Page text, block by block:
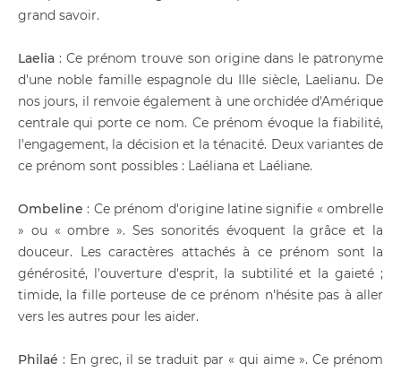
grand savoir.
Laelia : Ce prénom trouve son origine dans le patronyme
d'une noble famille espagnole du IIIe siècle, Laelianu. De
nos jours, il renvoie également à une orchidée d'Amérique
centrale qui porte ce nom. Ce prénom évoque la fiabilité,
l'engagement, la décision et la ténacité. Deux variantes de
ce prénom sont possibles : Laéliana et Laéliane.
Ombeline : Ce prénom d'origine latine signifie « ombrelle
» ou « ombre ». Ses sonorités évoquent la grâce et la
douceur. Les caractères attachés à ce prénom sont la
générosité, l'ouverture d'esprit, la subtilité et la gaieté ;
timide, la fille porteuse de ce prénom n'hésite pas à aller
vers les autres pour les aider.
Philaé : En grec, il se traduit par « qui aime ». Ce prénom